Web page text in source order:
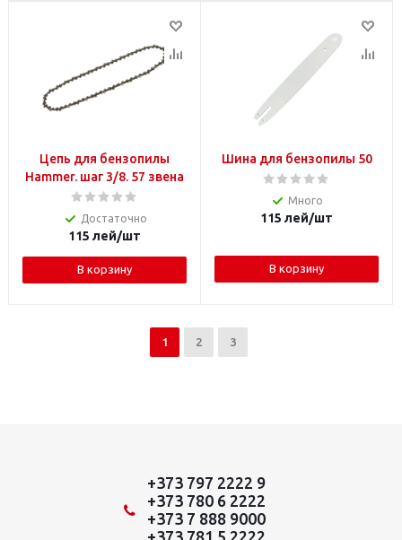
Цепь для бензопилы
Hammer. шаг 3/8. 57 звена
Достаточно
115 лей/шт
В корзину
Шина для бензопилы 50
Много
115 лей/шт
В корзину
1 2 3
+373 797 2222 9
+373 780 6 2222
+373 7 888 9000
+373 781 5 2222